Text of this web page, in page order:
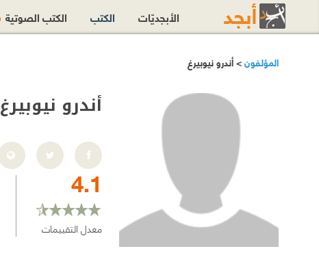
المؤلفون> أندرو نيوبيرغ
أندرو نيوبيرغ
4.1
معدل التقييمات
الأبجديّات الكتب الكتب الصوتية